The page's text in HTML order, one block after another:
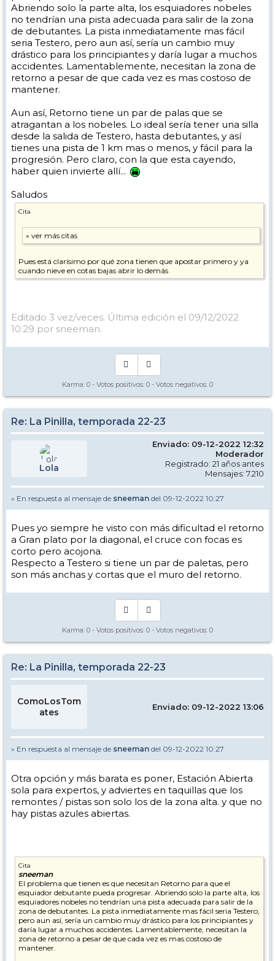
Abriendo solo la parte alta, los esquiadores nobeles
no tendrían una pista adecuada para salir de la zona
de debutantes. La pista inmediatamente mas fácil
seria Testero, pero aun así, sería un cambio muy
drástico para los principiantes y daría lugar a muchos
accidentes. Lamentablemente, necesitan la zona de
retorno a pesar de que cada vez es mas costoso de
mantener.
Aun así, Retorno tiene un par de palas que se
atragantan a los nobeles. Lo ideal sería tener una silla
desde la salida de Testero, hasta debutantes, y así
tienes una pista de 1 km mas o menos, y fácil para la
progresión. Pero claro, con la que esta cayendo,
haber quien invierte allí...
Saludos
Cita
Pues está clarísimo por qué zona tienen que apostar primero y ya
cuando nieve en cotas bajas abrir lo demás
Editado 3 vez/veces. Última edición el 09/12/2022
10:29 por sneeman.
Karma: 0 - Votos positivos: 0 - Votos negativos: 0
Re: La Pinilla, temporada 22-23
Lola
Enviado: 09-12-2022 12:32
Moderador
Registrado: 21 años antes
Mensajes: 7.210
» En respuesta al mensaje de sneeman del 09-12-2022 10:27
Pues yo siempre he visto con más dificultad el retorno
a Gran plato por la diagonal, el cruce con focas es
corto pero acojona.
Respecto a Testero si tiene un par de paletas, pero
son más anchas y cortas que el muro del retorno.
Karma: 0 - Votos positivos: 0 - Votos negativos: 0
Re: La Pinilla, temporada 22-23
ComoLosTom
ates
Enviado: 09-12-2022 13:06
» En respuesta al mensaje de sneeman del 09-12-2022 10:27
Otra opción y más barata es poner, Estación Abierta
sola para expertos, y adviertes en taquillas que los
remontes / pistas son solo los de la zona alta. y que no
hay pistas azules abiertas.
Cita
sneeman
El problema que tienen es que necesitan Retorno para que el
esquiador debutante pueda progresar. Abriendo solo la parte alta, los
esquiadores nobeles no tendrían una pista adecuada para salir de la
zona de debutantes. La pista inmediatamente mas fácil seria Testero,
pero aun así, sería un cambio muy drástico para los principiantes y
daría lugar a muchos accidentes. Lamentablemente, necesitan la
zona de retorno a pesar de que cada vez es mas costoso de
mantener.